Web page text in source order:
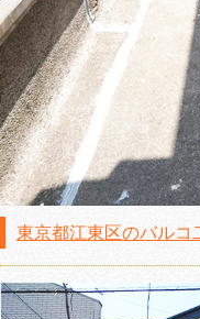
東京都江東区のバルコ